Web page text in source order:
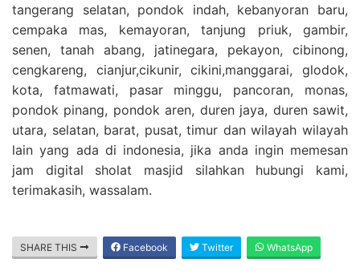
tangerang selatan, pondok indah, kebanyoran baru,
cempaka mas, kemayoran, tanjung priuk, gambir,
senen, tanah abang, jatinegara, pekayon, cibinong,
cengkareng, cianjur,cikunir, cikini,manggarai, glodok,
kota, fatmawati, pasar minggu, pancoran, monas,
pondok pinang, pondok aren, duren jaya, duren sawit,
utara, selatan, barat, pusat, timur dan wilayah wilayah
lain yang ada di indonesia, jika anda ingin memesan
jam digital sholat masjid silahkan hubungi kami,
terimakasih, wassalam.
SHARE THIS Facebook Twitter WhatsApp